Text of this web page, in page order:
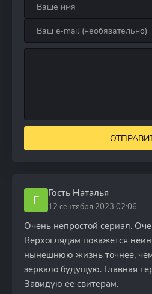
Г Гость Наталья
12 сентября 2023 02:06
Очень непростой сериал.
Верхоглядам покажется
нынешнюю жизнь точнее,
зеркало будущую. Главная
Завидую ее свитерам.